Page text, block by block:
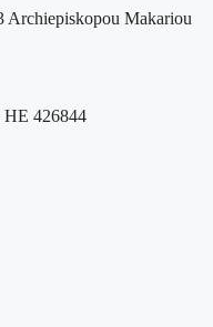
Archiepiskopou Makariou
HE 426844